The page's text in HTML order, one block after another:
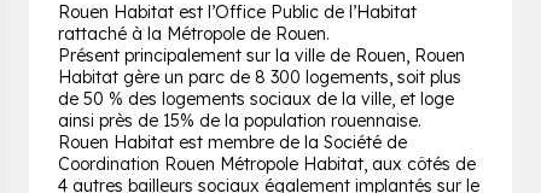
Rouen Habitat est l’Office Public de l’Habitat
rattaché à la Métropole de Rouen.
Présent principalement sur la ville de Rouen, Rouen
Habitat gère un parc de 8 300 logements, soit plus
de 50 % des logements sociaux de la ville, et loge
ainsi près de 15% de la population rouennaise.
Rouen Habitat est membre de la Société de
Coordination Rouen Métropole Habitat, aux côtés de
4 autres bailleurs sociaux également implantés sur le